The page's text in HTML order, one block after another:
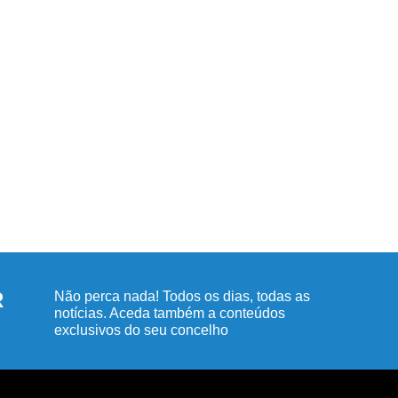
Não perca nada! Todos os dias, todas as
notícias. Aceda também a conteúdos
exclusivos do seu concelho